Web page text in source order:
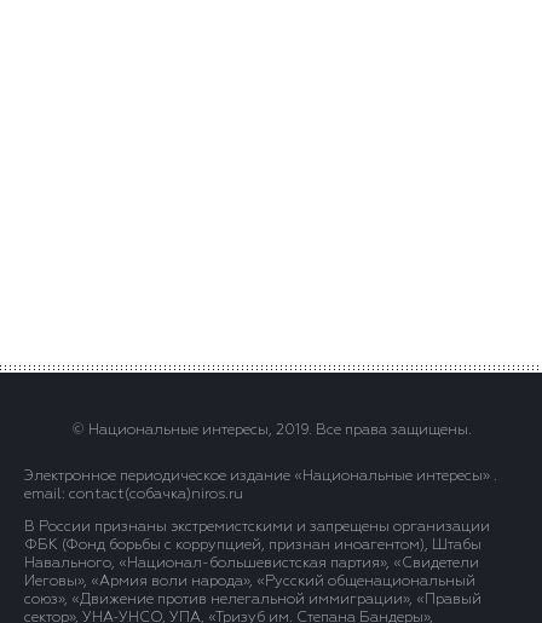
© Национальные интересы, 2019. Все права защищены.
Электронное периодическое издание «Национальные интересы» .
email: contact(сoбaчка)niros.ru
В России признаны экстремистскими и запрещены организации
ФБК (Фонд борьбы с коррупцией, признан иноагентом), Штабы
Навального, «Национал-большевистская партия», «Свидетели
Иеговы», «Армия воли народа», «Русский общенациональный
союз», «Движение против нелегальной иммиграции», «Правый
сектор», УНА-УНСО, УПА, «Тризуб им. Степана Бандеры»,